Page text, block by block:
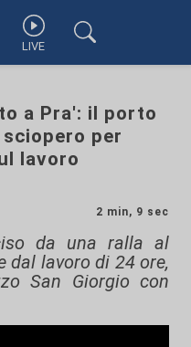
LIVE
a Pra': il porto
per
lavoro
2 min, 9 sec
da una ralla al
dal lavoro di 24 ore,
San Giorgio con